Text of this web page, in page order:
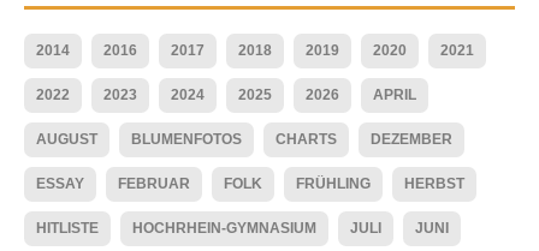
2014 2016 2017 2018 2019 2020 2021
2022 2023 2024 2025 2026 APRIL
AUGUST BLUMENFOTOS CHARTS DEZEMBER
ESSAY FEBRUAR FOLK FRÜHLING HERBST
HITLISTE HOCHRHEIN-GYMNASIUM JULI JUNI